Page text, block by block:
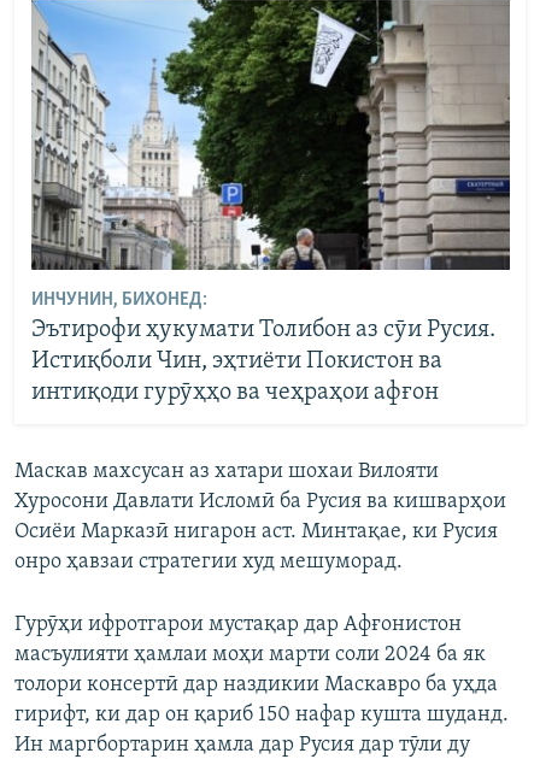
ИНЧУНИН, БИХОНЕД:
Эътирофи ҳукумати Толибон аз сӯи Русия.
Истиқболи Чин, эҳтиёти Покистон ва
интиқоди гурӯҳҳо ва чеҳраҳои афғон
Маскав махсусан аз хатари шохаи Вилояти
Хуросони Давлати Исломӣ ба Русия ва кишварҳои
Осиёи Марказӣ нигарон аст. Минтақае, ки Русия
онро ҳавзаи стратегии худ мешуморад.
Гурӯҳи ифротгарои мустақар дар Афғонистон
масъулияти ҳамлаи моҳи марти соли 2024 ба як
толори консертӣ дар наздикии Маскавро ба уҳда
гирифт, ки дар он қариб 150 нафар кушта шуданд.
Ин маргбортарин ҳамла дар Русия дар тӯли ду